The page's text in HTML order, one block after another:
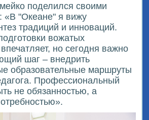
поделился своими
«В "Океане" я вижу
традиций и инноваций.
вожатых
но сегодня важно
шаг – внедрить
образовательные маршруты
Профессиональный
не обязанностью, а